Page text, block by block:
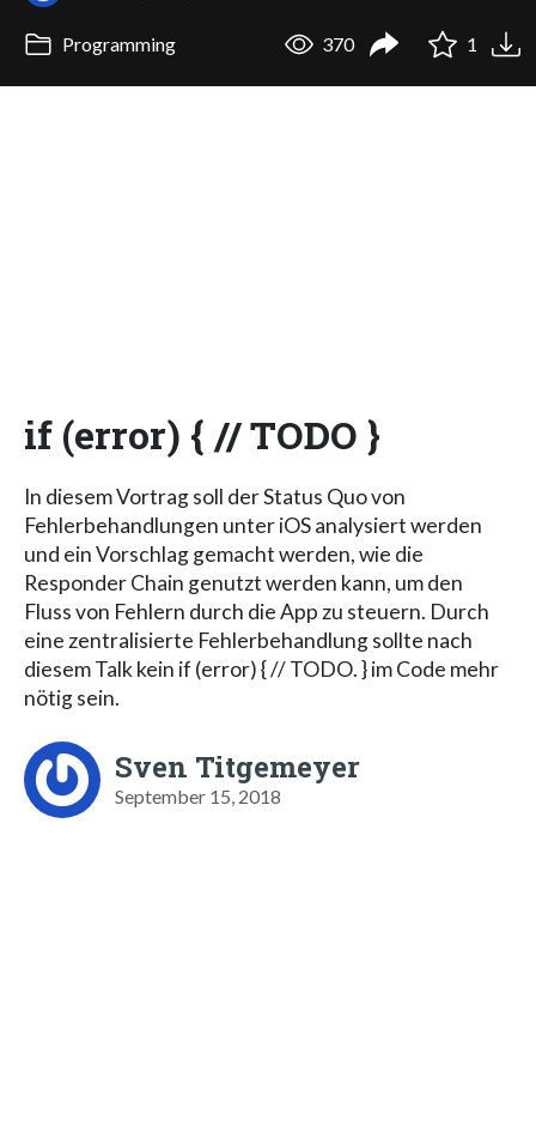
Programming 370 1
if (error) { // TODO }
In diesem Vortrag soll der Status Quo von
Fehlerbehandlungen unter iOS analysiert werden
und ein Vorschlag gemacht werden, wie die
Responder Chain genutzt werden kann, um den
Fluss von Fehlern durch die App zu steuern. Durch
eine zentralisierte Fehlerbehandlung sollte nach
diesem Talk kein if (error) { // TODO. } im Code mehr
nötig sein.
Sven Titgemeyer
September 15, 2018